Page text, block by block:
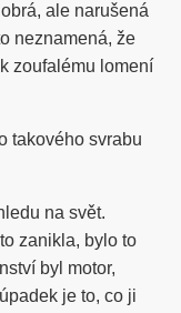
ale narušená
neznamená, že
zoufalému lomení
takového svrabu
na svět.
zanikla, bylo to
byl motor,
je to, co ji